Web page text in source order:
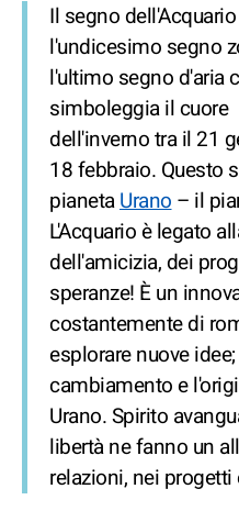
Il segno
l'undicesimo segno
l'ultimo segno d'aria
simboleggia il cuore
dell'inverno tra il 21
18 febbraio. Questo
pianetaUrano– il
L'Acquario è legato
dell'amicizia, dei
speranze! È un
costantemente di
esplorare nuove
cambiamento e
Urano. Spirito
libertà ne fanno un
relazioni, nei